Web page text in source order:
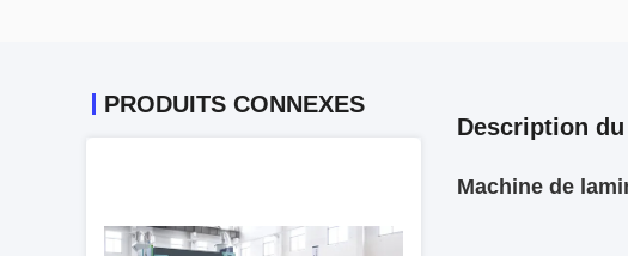
PRODUITS CONNEXES
Description
Machine de